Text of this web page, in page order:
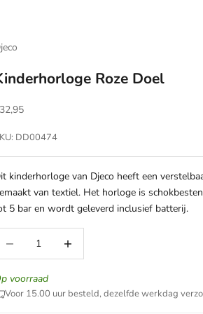
Roze Doel
DD00474
kinderhorloge van Djeco heeft een
van textiel. Het horloge is
5 bar en wordt geleverd inclusief batterij.
voorraad
Voor 15.00 uur besteld, dezelfde werkdag